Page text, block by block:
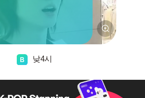
낮4시